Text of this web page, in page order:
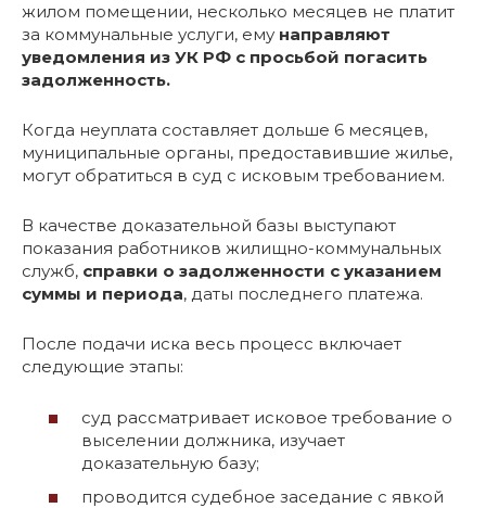
жилом помещении, несколько месяцев не платит
за коммунальные услуги, ему направляют
уведомления из УК РФ с просьбой погасить
задолженность.
Когда неуплата составляет дольше 6 месяцев,
муниципальные органы, предоставившие жилье,
могут обратиться в суд с исковым требованием.
В качестве доказательной базы выступают
показания работников жилищно-коммунальных
служб, справки о задолженности с указанием
суммы и периода, даты последнего платежа.
После подачи иска весь процесс включает
следующие этапы:
суд рассматривает исковое требование о
выселении должника, изучает
доказательную базу;
проводится судебное заседание с явкой